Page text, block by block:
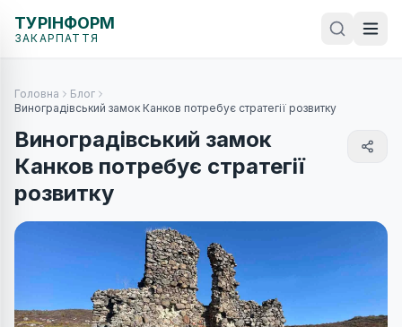
ТУРІНФОРМ
ЗАКАРПАТТЯ
Головна
Блог
Виноградівський замок Канков потребує стратегії розвитку
Виноградівський замок
Канков потребує стратегії
розвитку